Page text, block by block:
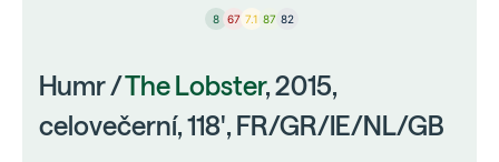
8 67 7.1 87 82
Humr /The Lobster, 2015,
celovečerní, 118', FR/GR/IE/NL/GB